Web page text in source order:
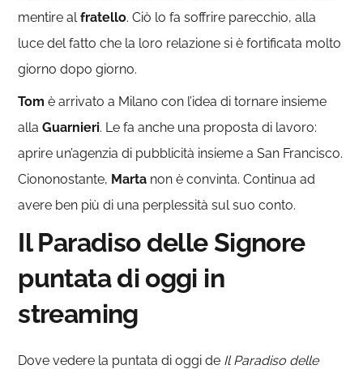
mentire alfratello. Ciò lo fa soffrire parecchio, alla
luce del fatto che la loro relazione si è fortificata molto
giorno dopo giorno.
Tom è arrivato a Milano con l’idea di tornare insieme
alla Guarnieri. Le fa anche una proposta di lavoro:
aprire un’agenzia di pubblicità insieme a San Francisco.
Ciononostante, Marta non è convinta. Continua ad
avere ben più di una perplessità sul suo conto.
Il Paradiso delle Signore
puntata di oggi in
streaming
Dove vedere la puntata di oggi de Il Paradiso delle